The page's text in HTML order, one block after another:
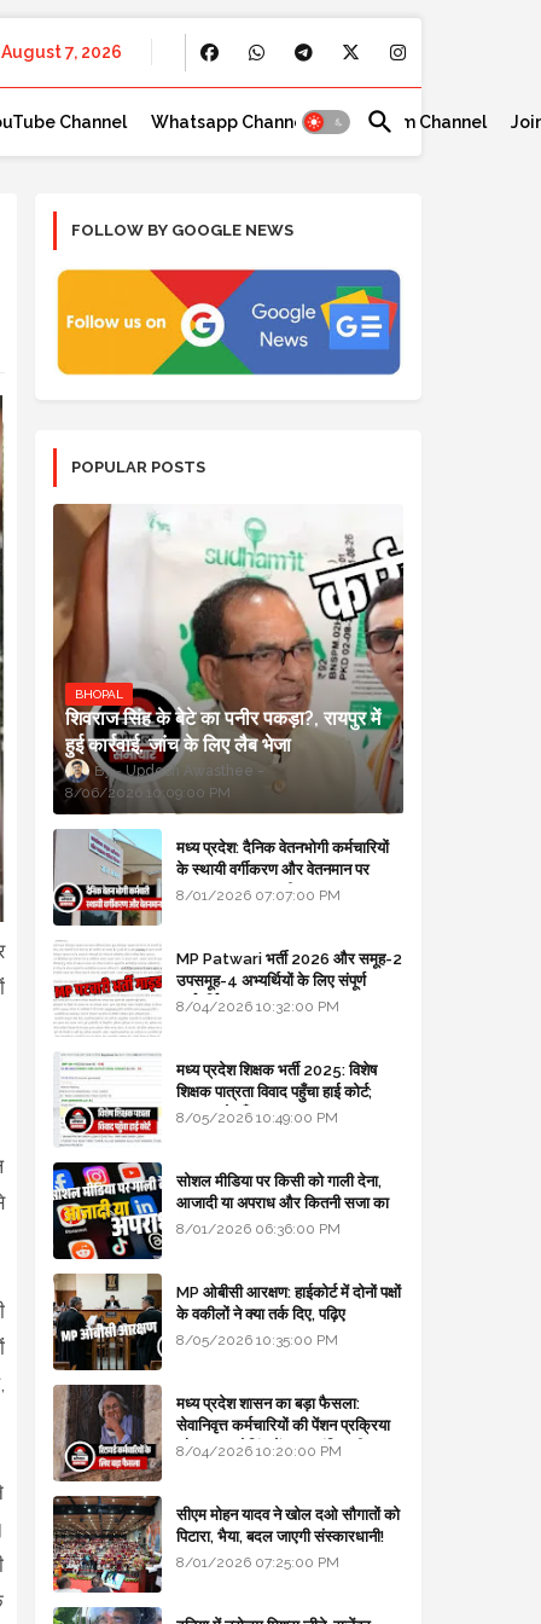
August 7, 2026
Channel Whatsapp Channel Telegram Channel
FOLLOW BY GOOGLE NEWS
POPULAR POSTS
BHOPAL
शिवराज सिंह के बेटे का पनीर पकड़ा?, रायपुर में
हुई कार्रवाई, जांच के लिए लैब भेजा
Updesh Awasthee
8/06/2026 10:09:00 PM
मध्य प्रदेश: दैनिक वेतनभोगी कर्मचारियों
के स्थायी वर्गीकरण और वेतनमान पर
सरकार का बड़ा स्पष्टीकरण
8/01/2026 07:07:00 PM
MP Patwari भर्ती 2026 और समूह-2
उपसमूह-4 अभ्यर्थियों के लिए संपूर्ण
मार्गदर्शिका
8/04/2026 10:32:00 PM
मध्य प्रदेश शिक्षक भर्ती 2025: विशेष
शिक्षक पात्रता विवाद पहुँचा हाई कोर्ट;
सरकार से माँगा जवाब
8/05/2026 10:49:00 PM
सोशल मीडिया पर किसी को गाली देना,
आजादी या अपराध और कितनी सजा का
प्रावधान - free legal advice
8/01/2026 06:36:00 PM
MP ओबीसी आरक्षण: हाईकोर्ट में दोनों पक्षों
के वकीलों ने क्या तर्क दिए, पढ़िए
8/05/2026 10:35:00 PM
मध्य प्रदेश शासन का बड़ा फैसला:
सेवानिवृत्त कर्मचारियों की पेंशन प्रक्रिया
और बजट कोडिंग में हुए क्रांतिकारी
8/04/2026 10:20:00 PM
सीएम मोहन यादव ने खोल दओ सौगातों को
पिटारा, भैया, बदल जाएगी संस्कारधानी!
8/01/2026 07:25:00 PM